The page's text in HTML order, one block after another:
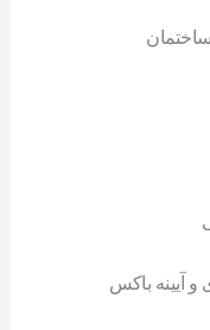
آیینه باکس